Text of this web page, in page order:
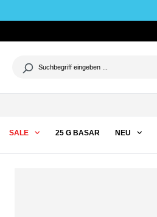
SALE 25 G BASAR NEU